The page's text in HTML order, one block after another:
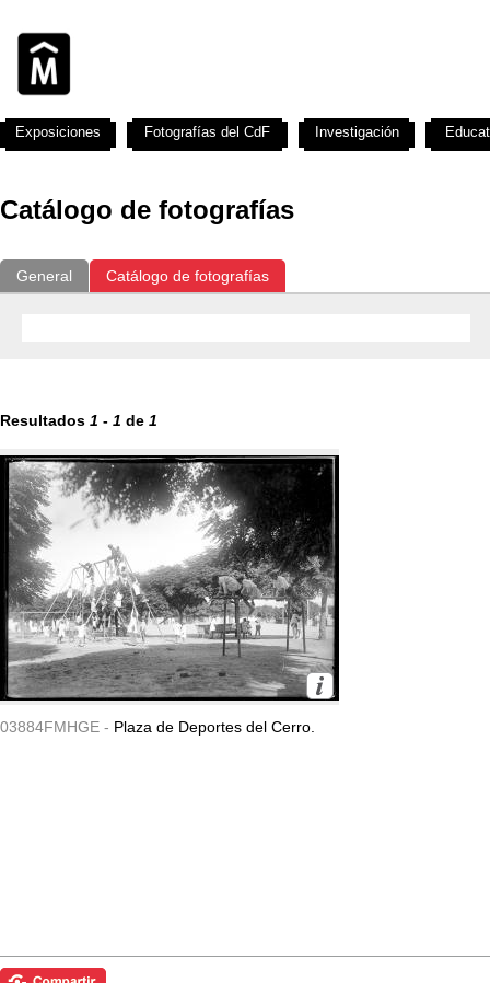
Catálogo de fotografías
General Catálogo de fotografías
Resultados 1 - 1 de 1
03884FMHGE - Plaza de Deportes del Cerro.
Exposiciones Fotografías del CdF Investigación